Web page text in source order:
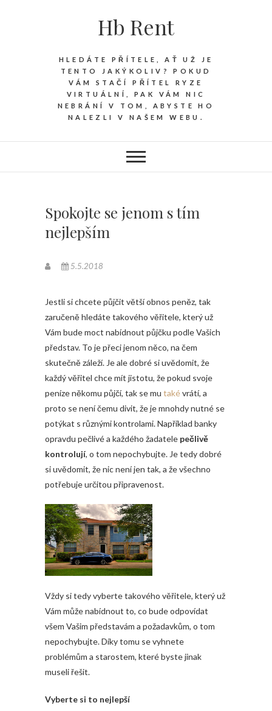
Hb Rent
HLEDÁTE PŘÍTELE, AŤ UŽ JE
TENTO JAKÝKOLIV? POKUD
VÁM STAČÍ PŘÍTEL RYZE
VIRTUÁLNÍ, PAK VÁM NIC
NEBRÁNÍ V TOM, ABYSTE HO
NALEZLI V NAŠEM WEBU.
Spokojte se jenom s tím
nejlepším
5.5.2018
Jestli si chcete půjčit větší obnos peněz, tak
zaručeně hledáte takového věřitele, který už
Vám bude moct nabídnout půjčku podle Vašich
představ. To je přeci jenom něco, na čem
skutečně záleží. Je ale dobré si uvědomit, že
každý věřitel chce mít jistotu, že pokud svoje
peníze někomu půjčí, tak se mu takévrátí, a
proto se není čemu divit, že je mnohdy nutné se
potýkat s různými kontrolami. Například banky
opravdu pečlivé a každého žadatele pečlivě
kontrolují, o tom nepochybujte. Je tedy dobré
si uvědomit, že nic není jen tak, a že všechno
potřebuje určitou připravenost.
Vždy si tedy vyberte takového věřitele, který už
Vám může nabídnout to, co bude odpovídat
všem Vašim představám a požadavkům, o tom
nepochybujte. Díky tomu se vyhnete
problémům a starostem, které byste jinak
museli řešit.
Vyberte si to nejlepší